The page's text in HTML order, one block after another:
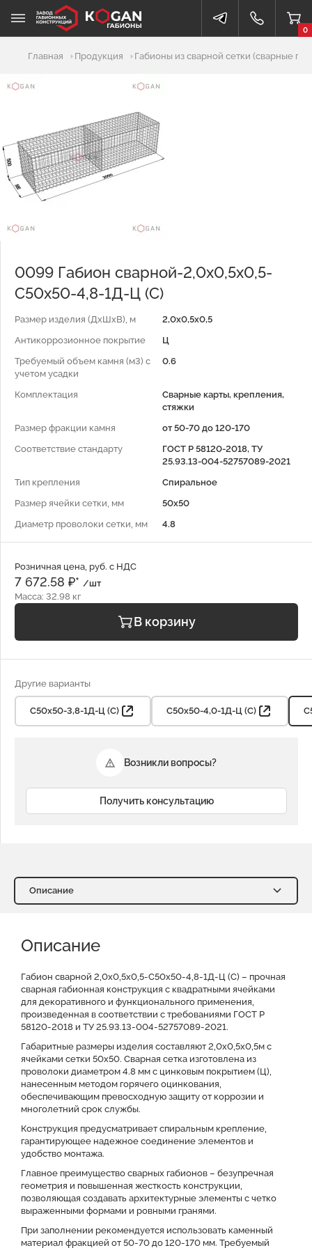
0
Добавлено в корзину
Главная Продукция Габионы из сварной сетки (сварные
0099 Габион сварной-2,0х0,5х0,5-
С50х50-4,8-1Д-Ц (С)
Размер изделия (ДхШхВ), м
2,0х0,5х0,5
Антикоррозионное покрытие
Ц
Требуемый объем камня (м3) с
учетом усадки
0.6
Комплектация
Сварные карты, крепления,
стяжки
Размер фракции камня
от 50-70 до 120-170
Соответствие стандарту
ГОСТ Р 58120-2018, ТУ
25.93.13-004-52757089-2021
Тип крепления
Спиральное
Размер ячейки сетки, мм
50x50
Диаметр проволоки сетки, мм
4.8
Розничная цена, руб. с НДС
7 672.58 ₽* /шт
Масса: 32.98 кг
В корзину
Другие варианты
С50х50-3,8-1Д-Ц (С) С50х50-4,0-1Д-Ц (С)
Возникли вопросы?
Получить консультацию
Описание
Доставка и оплата
Преимущества Оставить заявку на КП
Файлы для скачивания
Описание
Габион сварной 2,0х0,5х0,5-С50х50-4,8-1Д-Ц (С) – прочная
сварная габионная конструкция с квадратными ячейками
для декоративного и функционального применения,
произведенная в соответствии с требованиями ГОСТ Р
58120-2018 и ТУ 25.93.13-004-52757089-2021.
Габаритные размеры изделия составляют 2,0х0,5х0,5м с
ячейками сетки 50x50. Сварная сетка изготовлена из
проволоки диаметром 4.8 мм с цинковым покрытием (Ц),
нанесенным методом горячего оцинкования,
обеспечивающим превосходную защиту от коррозии и
многолетний срок службы.
Конструкция предусматривает спиральным крепление,
гарантирующее надежное соединение элементов и
удобство монтажа.
Главное преимущество сварных габионов – безупречная
геометрия и повышенная жесткость конструкции,
позволяющая создавать архитектурные элементы с четко
выраженными формами и ровными гранями.
При заполнении рекомендуется использовать каменный
материал фракцией от 50-70 до 120-170 мм. Требуемый